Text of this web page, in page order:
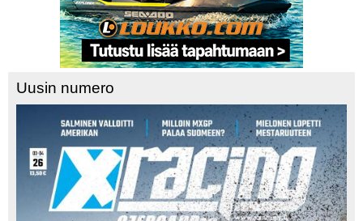
Uusin numero